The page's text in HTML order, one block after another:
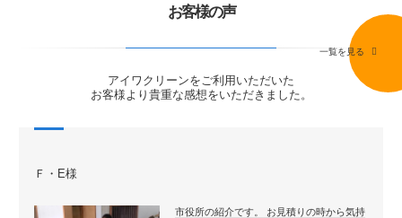
お客様の声
アイワクリーンをご利用いただいた
お客様より貴重な感想をいただきました。
一覧を見る
Ｆ・E様
市役所の紹介です。 お見積りの時から気持